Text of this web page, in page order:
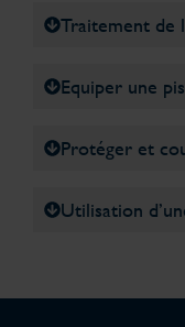
Traitement de
Equiper une
Protéger et
Utilisation